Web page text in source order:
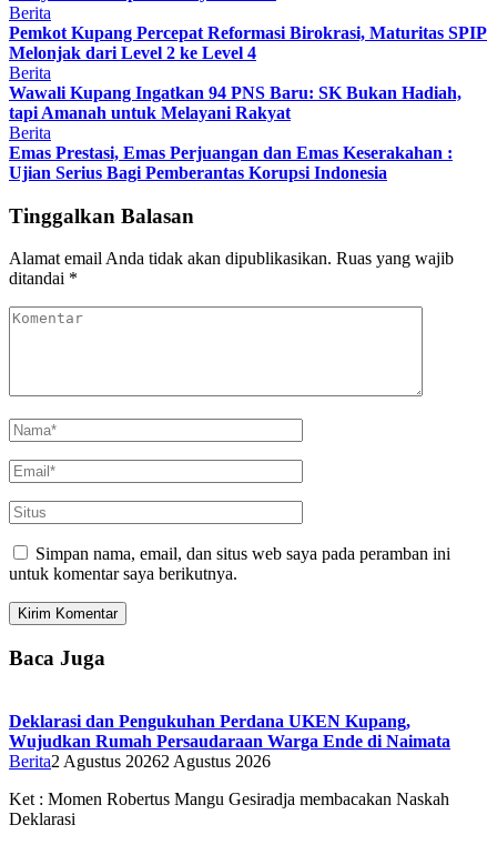
Berita
Pemkot Kupang Percepat Reformasi Birokrasi, Maturitas SPIP
Melonjak dari Level 2 ke Level 4
Berita
Wawali Kupang Ingatkan 94 PNS Baru: SK Bukan Hadiah,
tapi Amanah untuk Melayani Rakyat
Berita
Emas Prestasi, Emas Perjuangan dan Emas Keserakahan :
Ujian Serius Bagi Pemberantas Korupsi Indonesia
Tinggalkan Balasan
Alamat email Anda tidak akan dipublikasikan. Ruas yang wajib
ditandai *
Simpan nama, email, dan situs web saya pada peramban ini
untuk komentar saya berikutnya.
Baca Juga
Deklarasi dan Pengukuhan Perdana UKEN Kupang,
Wujudkan Rumah Persaudaraan Warga Ende di Naimata
Berita2 Agustus 20262 Agustus 2026
Ket : Momen Robertus Mangu Gesiradja membacakan Naskah
Deklarasi